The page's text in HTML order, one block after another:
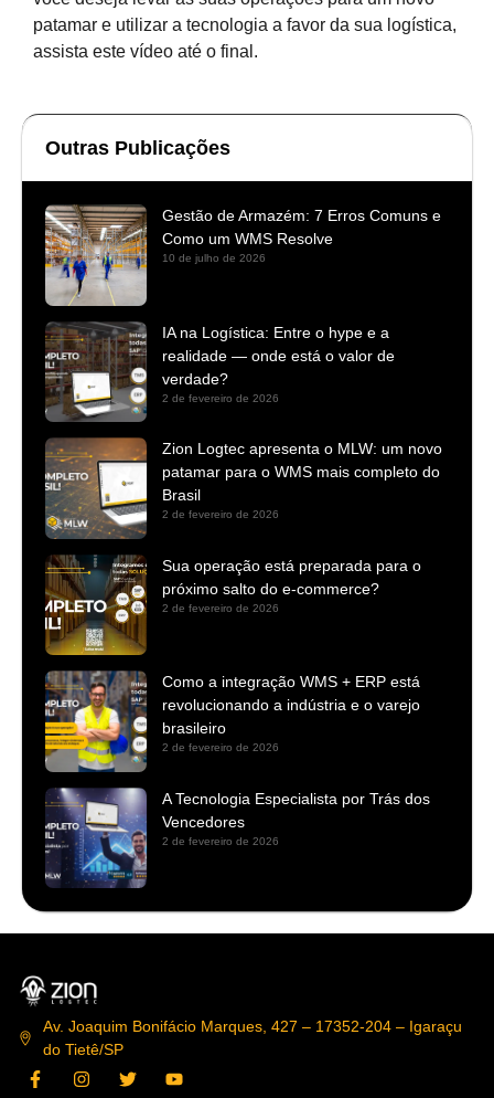
patamar e utilizar a tecnologia a favor da sua logística,
assista este vídeo até o final.
Outras Publicações
Gestão de Armazém: 7 Erros Comuns e
Como um WMS Resolve
10 de julho de 2026
IA na Logística: Entre o hype e a
realidade — onde está o valor de
verdade?
2 de fevereiro de 2026
Zion Logtec apresenta o MLW: um novo
patamar para o WMS mais completo do
Brasil
2 de fevereiro de 2026
Sua operação está preparada para o
próximo salto do e-commerce?
2 de fevereiro de 2026
Como a integração WMS + ERP está
revolucionando a indústria e o varejo
brasileiro
2 de fevereiro de 2026
A Tecnologia Especialista por Trás dos
Vencedores
2 de fevereiro de 2026
Av. Joaquim Bonifácio Marques, 427 – 17352-204 – Igaraçu
do Tietê/SP